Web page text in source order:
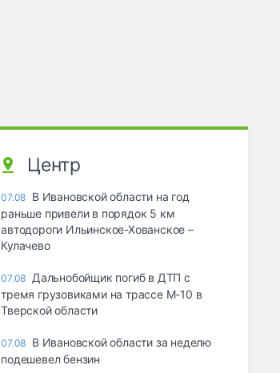
Центр
07.08 В Ивановской области на год
раньше привели в порядок 5 км
автодороги Ильинское-Хованское –
Кулачево
07.08 Дальнобойщик погиб в ДТП с
тремя грузовиками на трассе М-10 в
Тверской области
07.08 В Ивановской области за неделю
подешевел бензин